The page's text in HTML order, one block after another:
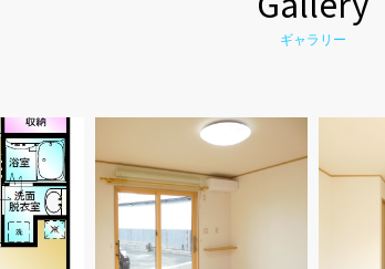
ギャラリー